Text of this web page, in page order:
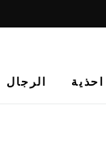
احذية الرجال